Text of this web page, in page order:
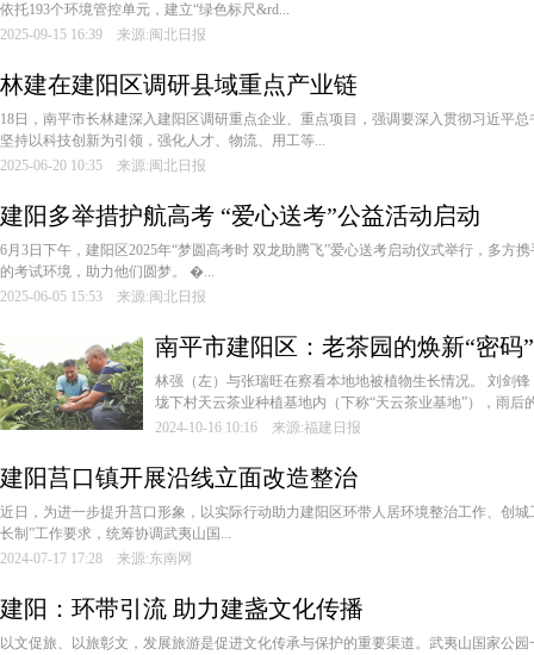
依托193个环境管控单元，建立“绿色标尺&rd...
2025-09-15 16:39 来源:闽北日报
林建在建阳区调研县域重点产业链
18日，南平市长林建深入建阳区调研重点企业、重点项目，强调要深入贯彻习近平
坚持以科技创新为引领，强化人才、物流、用工等...
2025-06-20 10:35 来源:闽北日报
建阳多举措护航高考 “爱心送考”公益活动启动
6月3日下午，建阳区2025年“梦圆高考时 双龙助腾飞”爱心送考启动仪式举行，多方
的考试环境，助力他们圆梦。 �...
2025-06-05 15:53 来源:闽北日报
南平市建阳区：老茶园的焕新“密码”
林强（左）与张瑞旺在察看本地地被植物生长情况。 刘剑
垅下村天云茶业种植基地内（下称“天云茶业基地”），雨后
2024-10-16 10:16 来源:福建日报
建阳莒口镇开展沿线立面改造整治
近日，为进一步提升莒口形象，以实际行动助力建阳区环带人居环境整治工作、创
长制”工作要求，统筹协调武夷山国...
2024-07-17 17:28 来源:东南网
建阳：环带引流 助力建盏文化传播
以文促旅、以旅彰文，发展旅游是促进文化传承与保护的重要渠道。武夷山国家公